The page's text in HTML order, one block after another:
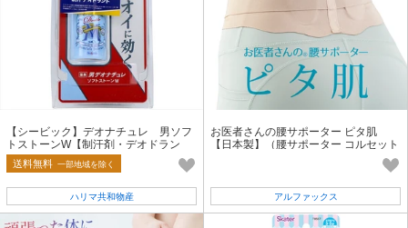
【シービック】デオナチュレ 男ソフ
トストーンW【制汗剤・デオドラン
ト】
送料無料 一部地域を除く
ハリマ共和物産
お医者さんの腰サポーター ピタ肌
【日本製】（腰サポーター コルセット
アルファックス